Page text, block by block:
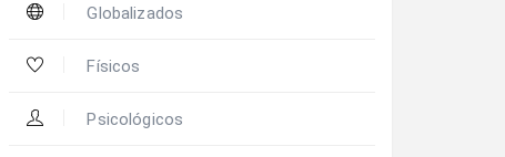
Globalizados
Físicos
Psicológicos